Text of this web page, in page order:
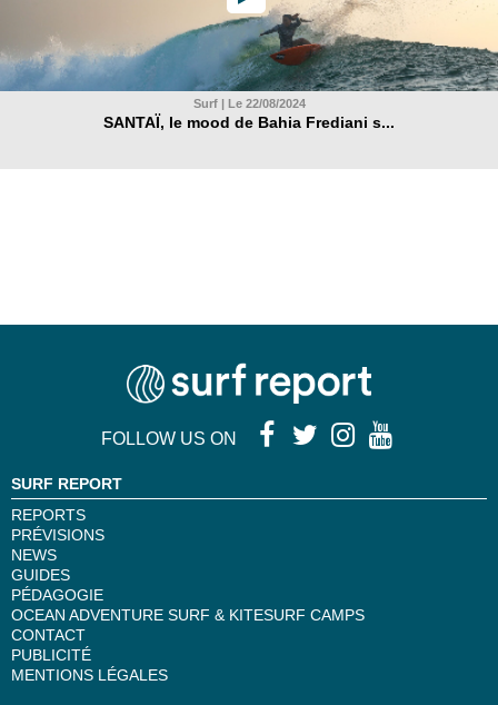
Surf | Le 22/08/2024
SANTAÏ, le mood de Bahia Frediani s...
FOLLOW US ON
SURF REPORT
REPORTS
PRÉVISIONS
NEWS
GUIDES
PÉDAGOGIE
OCEAN ADVENTURE SURF & KITESURF CAMPS
CONTACT
PUBLICITÉ
MENTIONS LÉGALES